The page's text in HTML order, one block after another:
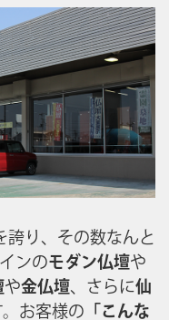
誇り、その数なんと
ンのモダン仏壇や
や金仏壇 、さらに仙
お客様の 「こんな